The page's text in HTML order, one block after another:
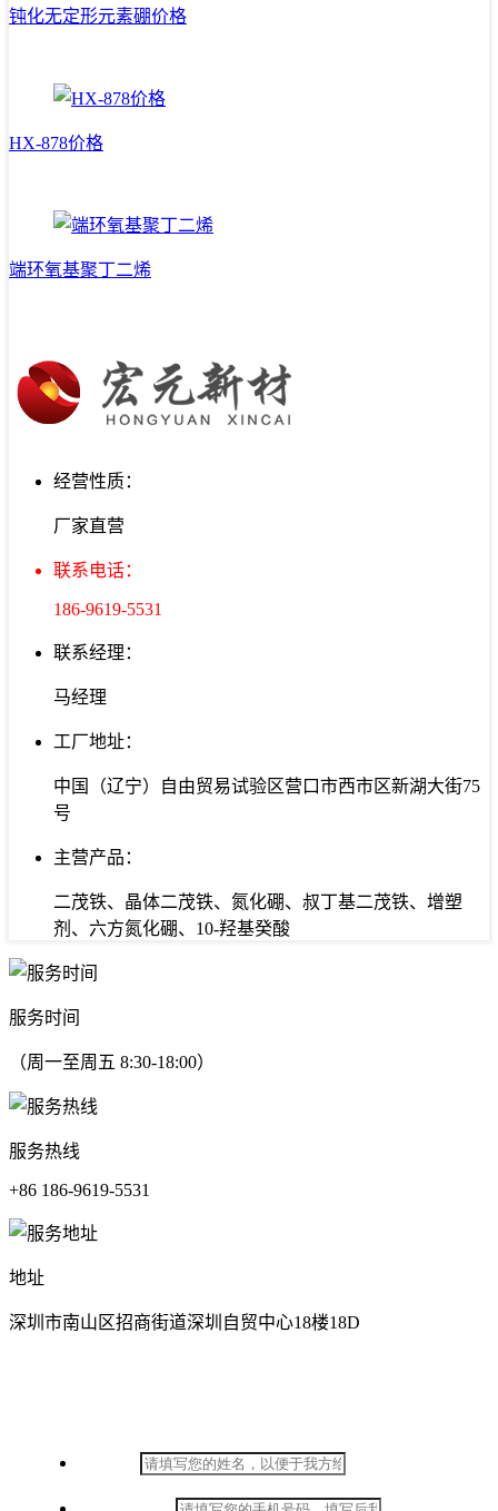
钝化无定形元素硼价格
HX-878价格
端环氧基聚丁二烯
经营性质：
厂家直营
联系电话：
186-9619-5531
联系经理：
马经理
工厂地址：
中国（辽宁）自由贸易试验区营口市西市区新湖大街75
号
主营产品：
二茂铁、晶体二茂铁、氮化硼、叔丁基二茂铁、增塑
剂、六方氮化硼、10-羟基癸酸
服务时间
（周一至周五 8:30-18:00）
服务热线
+86 186-9619-5531
地址
深圳市南山区招商街道深圳自贸中心18楼18D